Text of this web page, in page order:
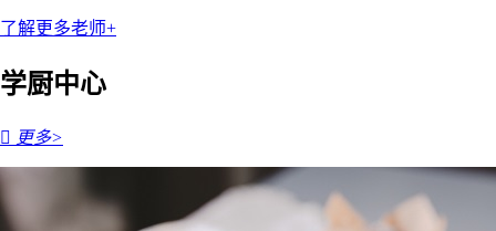
了解更多老师+
学厨中心
 更多>